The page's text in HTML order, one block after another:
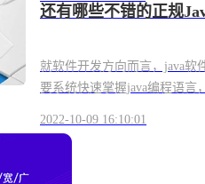
还有哪些不错的正规
就软件开发方向而言，java软
要系统快速掌握java编程语言
2022-10-09 16:10:01